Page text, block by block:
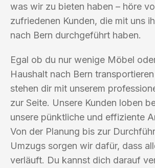
was wir zu bieten haben – höre
zufriedenen Kunden, die mit uns
nach Bern durchgeführt haben.
Egal ob du nur wenige Möbel
Haushalt nach Bern
stehen dir mit unserem
zur Seite. Unsere Kunden loben
unsere pünktliche und effiziente
Von der Planung bis zur
Umzugs sorgen wir dafür, dass
verläuft. Du kannst dich darauf